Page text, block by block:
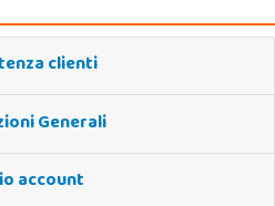
clienti
Generali
account